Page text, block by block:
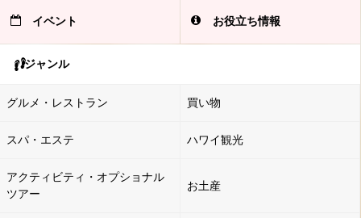
イベント お役立ち情報
ジャンル
グルメ・レストラン 買い物
スパ・エステ ハワイ観光
アクティビティ・オプショナル
ツアー
お土産